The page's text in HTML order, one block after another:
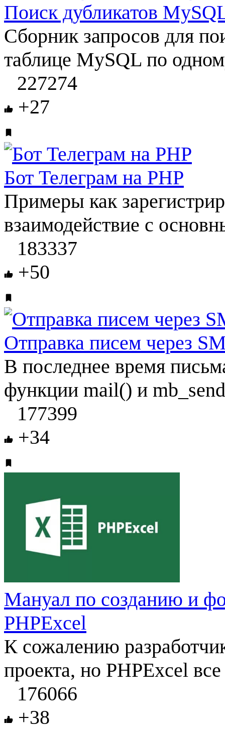
Поиск дубликатов
Сборник запросов для
таблице MySQL по
227274
+27
Бот Телеграм на PHP
Примеры как
взаимодействие с
183337
+50
Отправка писем через
В последнее время
функции mail() и
177399
+34
Мануал по созданию и
PHPExcel
К сожалению
проекта, но PHPExcel
176066
+38